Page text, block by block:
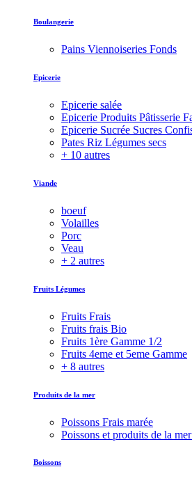
Boulangerie
Pains Viennoiseries Fonds
Epicerie
Epicerie salée
Epicerie Produits Pâtisserie
Epicerie Sucrée Sucres
Pates Riz Légumes secs
+ 10 autres
Viande
boeuf
Volailles
Porc
Veau
+ 2 autres
Fruits Légumes
Fruits Frais
Fruits frais Bio
Fruits 1ère Gamme 1/2
Fruits 4eme et 5eme Gamme
+ 8 autres
Produits de la mer
Poissons Frais marée
Poissons et produits de la
Boissons